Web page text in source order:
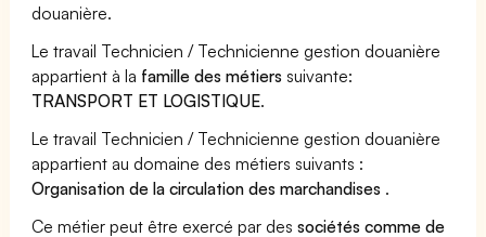
douanière.
Le travail Technicien / Technicienne gestion douanière
appartient à la famille des métiers suivante:
TRANSPORT ET LOGISTIQUE.
Le travail Technicien / Technicienne gestion douanière
appartient au domaine des métiers suivants :
Organisation de la circulation des marchandises .
Ce métier peut être exercé par dessociétés comme de